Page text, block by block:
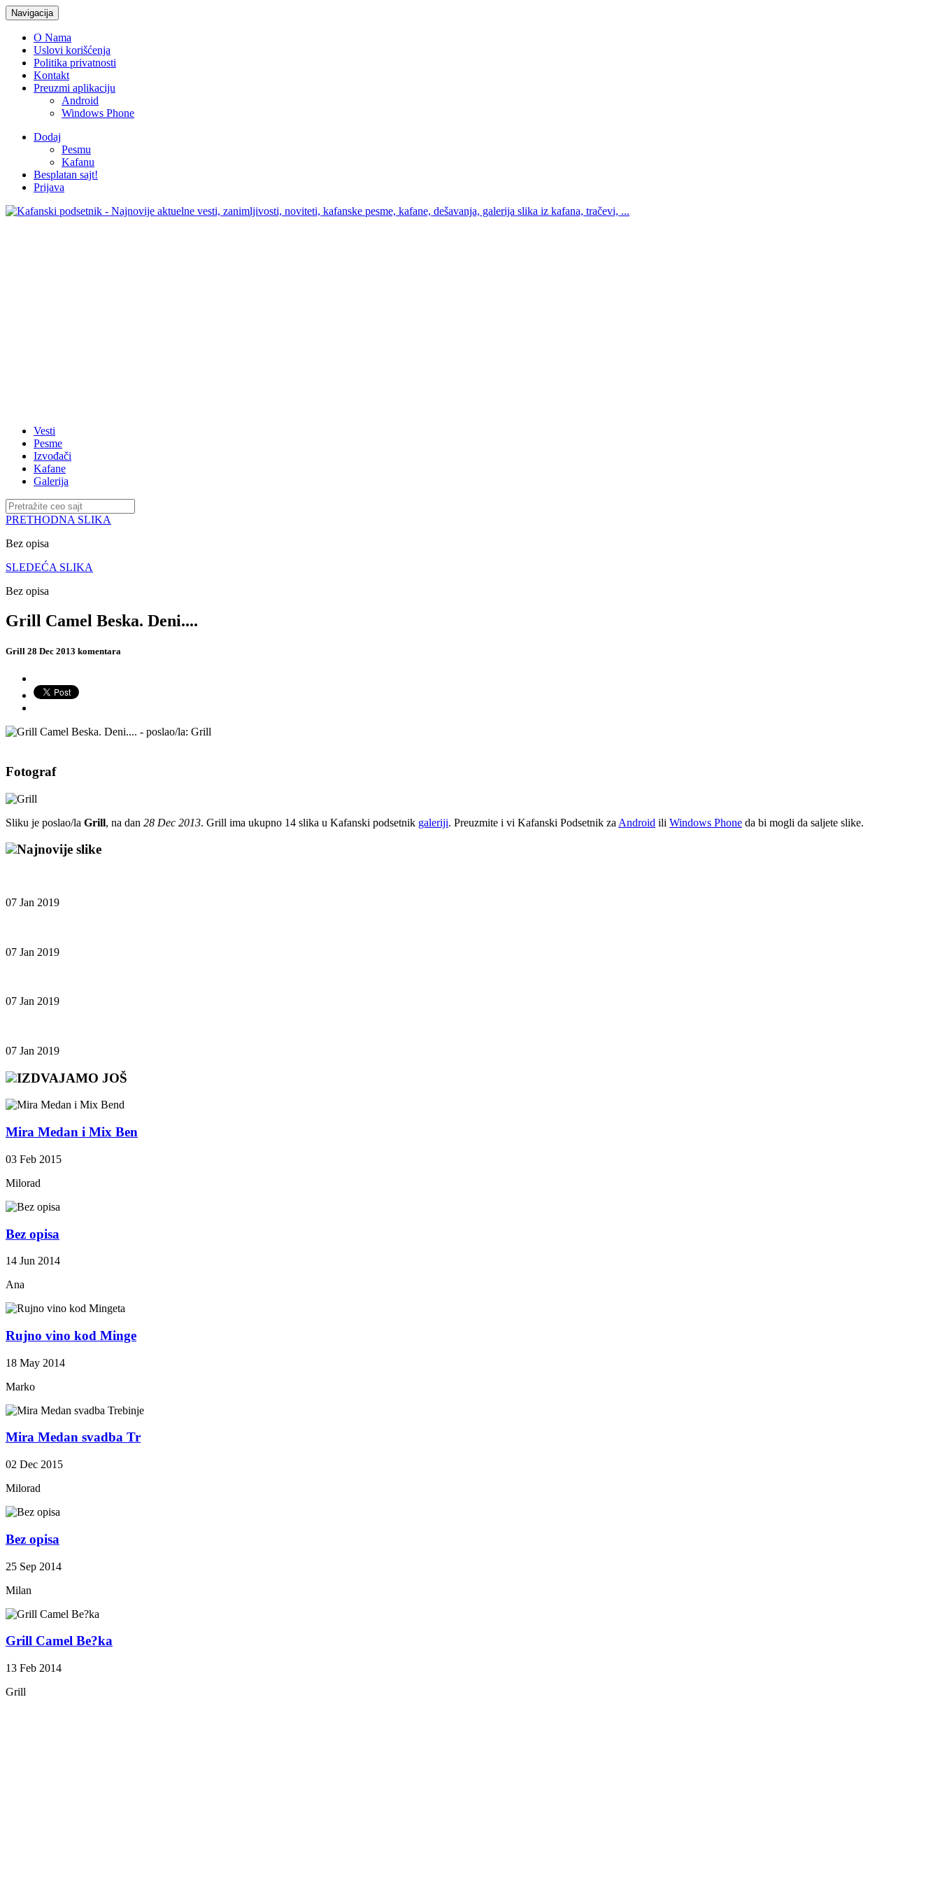
Navigacija
O Nama
Uslovi korišćenja
Politika privatnosti
Kontakt
Preuzmi aplikaciju
Android
Windows Phone
Dodaj
Pesmu
Kafanu
Besplatan sajt!
Prijava
Vesti
Pesme
Izvođači
Kafane
Galerija
PRETHODNA SLIKA
Bez opisa
SLEDEĆA SLIKA
Bez opisa
Grill Camel Beska. Deni....
Grill 28 Dec 2013 komentara
Fotograf
Sliku je poslao/la Grill, na dan 28 Dec 2013. Grill ima ukupno 14 slika u Kafanski podsetnik galeriji. Preuzmite i vi Kafanski Podsetnik za Android ili Windows Phone da bi mogli da saljete slike.
Najnovije slike
07 Jan 2019
07 Jan 2019
07 Jan 2019
07 Jan 2019
IZDVAJAMO JOŠ
Mira Medan i Mix Ben
03 Feb 2015
Milorad
Bez opisa
14 Jun 2014
Ana
Rujno vino kod Minge
18 May 2014
Marko
Mira Medan svadba Tr
02 Dec 2015
Milorad
Bez opisa
25 Sep 2014
Milan
Grill Camel Be?ka
13 Feb 2014
Grill